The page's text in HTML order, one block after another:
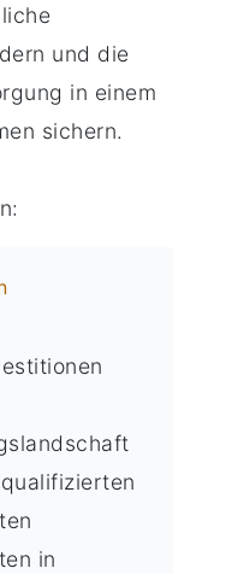
und die
in einem
sichern.
in